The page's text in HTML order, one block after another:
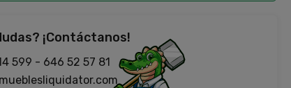
¡Contáctanos!
599 - 646 52 57 81